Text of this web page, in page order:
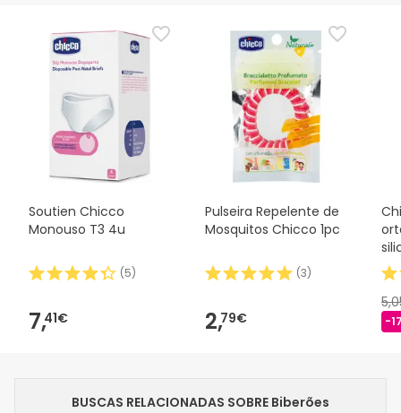
Soutien Chicco
Monouso T3 4u
(5)
7,41€
Pulseira Repelente de
Mosquitos Chicco 1pc
(3)
2,79€ -
BUSCAS RELACIONADAS SOBRE Biberões